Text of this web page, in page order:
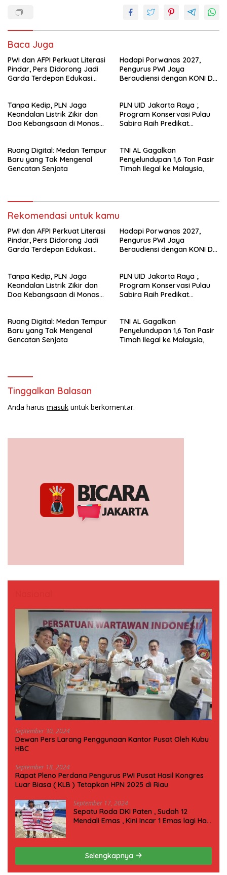
Baca Juga
PWI dan AFPI Perkuat Literasi
Pindar, Pers Didorong Jadi
Garda Terdepan Edukasi
Hadapi Porwanas 2027,
Pengurus PWI Jaya
Beraudiensi dengan KONI DKI
Tanpa Kedip, PLN Jaga
Keandalan Listrik Zikir dan
Doa Kebangsaan di Monas
PLN UID Jakarta Raya ;
Program Konservasi Pulau
Sabira Raih Predikat
Ruang Digital: Medan Tempur
Baru yang Tak Mengenal
Gencatan Senjata
TNI AL Gagalkan
Penyelundupan 1,6 Ton Pasir
Timah Ilegal ke Malaysia,
Rekomendasi untuk kamu
PWI dan AFPI Perkuat Literasi
Pindar, Pers Didorong Jadi
Garda Terdepan Edukasi
Hadapi Porwanas 2027,
Pengurus PWI Jaya
Beraudiensi dengan KONI DKI
Tanpa Kedip, PLN Jaga
Keandalan Listrik Zikir dan
Doa Kebangsaan di Monas
PLN UID Jakarta Raya ;
Program Konservasi Pulau
Sabira Raih Predikat
Ruang Digital: Medan Tempur
Baru yang Tak Mengenal
Gencatan Senjata
TNI AL Gagalkan
Penyelundupan 1,6 Ton Pasir
Timah Ilegal ke Malaysia,
Tinggalkan Balasan
Anda harus masuk untuk berkomentar.
September 30, 2024
Dewan Pers Larang Penggunaan Kantor Pusat Oleh Kubu
HBC
September 18, 2024
Rapat Pleno Perdana Pengurus PWI Pusat Hasil Kongres
Luar Biasa ( KLB ) Tetapkan HPN 2025 di Riau
September 17, 2024
Sepatu Roda DKI Paten , Sudah 12
Mendali Emas , Kini Incar 1 Emas lagi Hari
Selengkapnya